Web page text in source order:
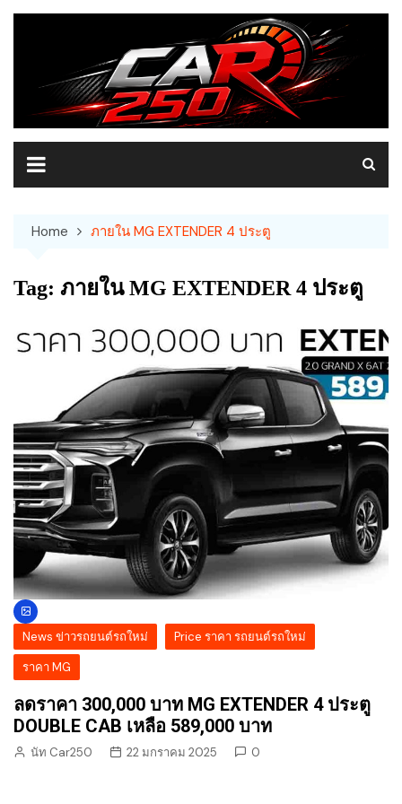
Skip
Home ภายใน MG EXTENDER 4 ประตู
Tag: ภายใน MG EXTENDER 4 ประตู
News ข่าวรถยนต์รถใหม่
Price ราคา รถยนต์รถใหม่
ราคา MG
ลดราคา 300,000 บาท MG EXTENDER 4 ประตู
DOUBLE CAB เหลือ 589,000 บาท
นัท Car250 22 มกราคม 2025 0